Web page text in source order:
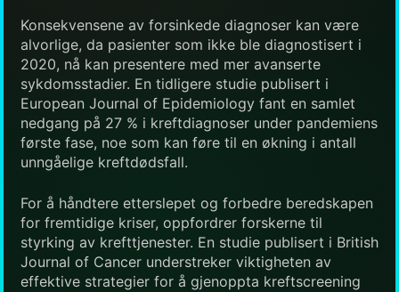
Konsekvensene av forsinkede diagnoser kan være
alvorlige, da pasienter som ikke ble diagnostisert i
2020, nå kan presentere med mer avanserte
sykdomsstadier. En tidligere studie publisert i
European Journal of Epidemiology fant en samlet
nedgang på 27 % i kreftdiagnoser under pandemiens
første fase, noe som kan føre til en økning i antall
unngåelige kreftdødsfall.
For å håndtere etterslepet og forbedre beredskapen
for fremtidige kriser, oppfordrer forskerne til
styrking av krefttjenester. En studie publisert i British
Journal of Cancer understreker viktigheten av
effektive strategier for å gjenoppta kreftscreening